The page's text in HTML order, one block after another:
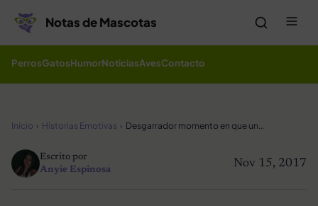
Notas de Mascotas
PerrosGatosHumorNoticiasAvesContacto
Inicio Historias Emotivas Desgarrador momento en que una vaca persigue a sus bebés transportados en un remolque al matadero
Nov 15, 2017
Escrito por
Anyie Espinosa